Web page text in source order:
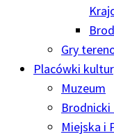
Gry
Placówki
Muzeum
Miejska i